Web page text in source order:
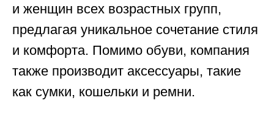
и женщин всех возрастных групп,
предлагая уникальное сочетание стиля
и комфорта. Помимо обуви, компания
также производит аксессуары, такие
как сумки, кошельки и ремни.